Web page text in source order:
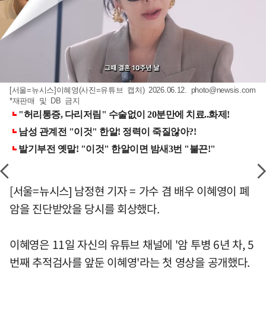
[서울=뉴시스]이혜영(사진=유튜브 캡처) 2026.06.12. photo@newsis.com
*재판매 및 DB 금지
[서울=뉴시스] 남정현 기자 = 가수 겸 배우 이혜영이 폐
암을 진단받았을 당시를 회상했다.
이혜영은 11일 자신의 유튜브 채널에 '암 투병 6년 차, 5
번째 추적검사를 앞둔 이혜영'라는 첫 영상을 공개했다.